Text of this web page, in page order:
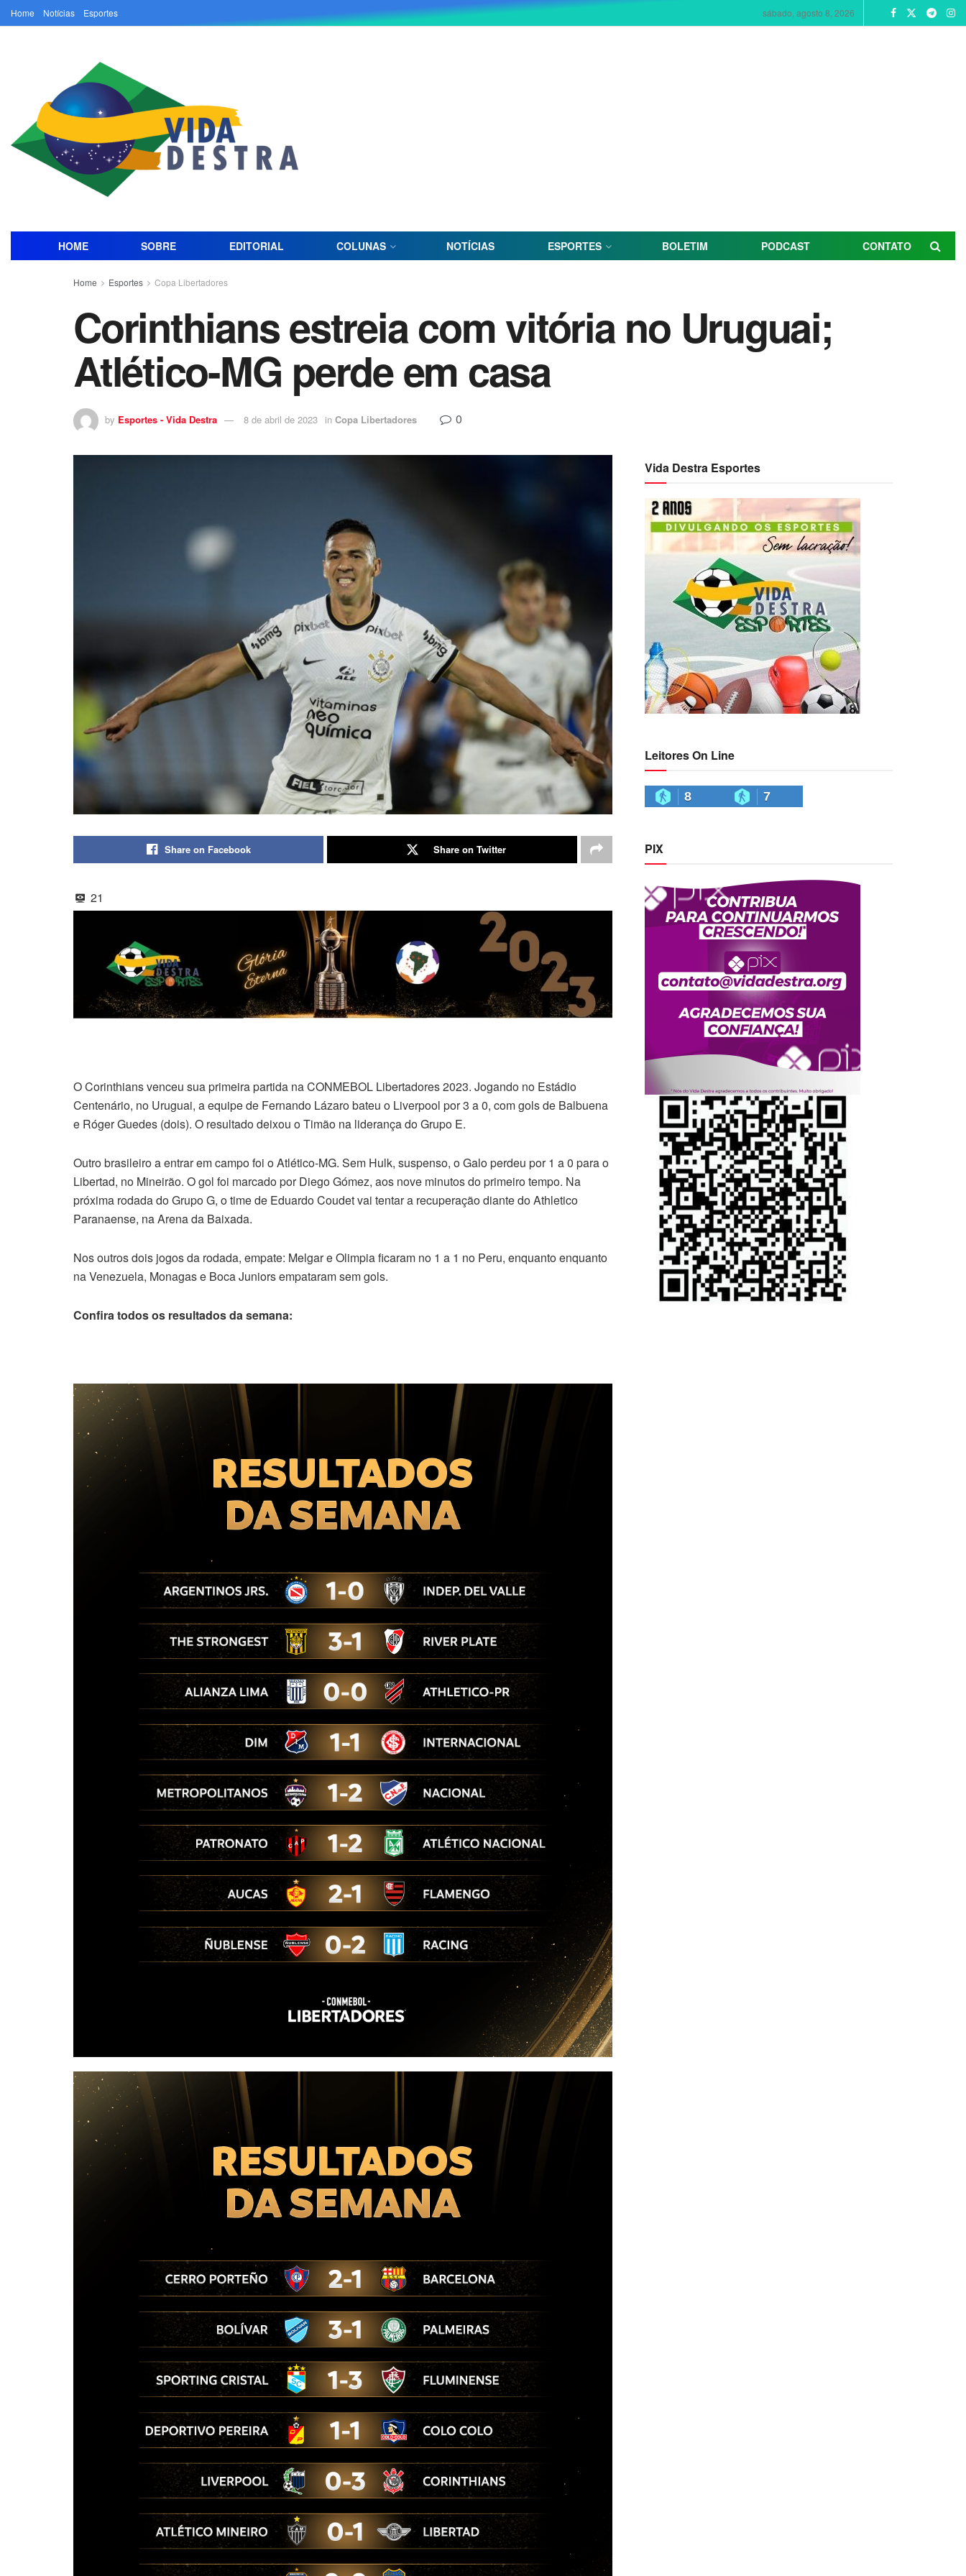
Home Notícias Esportes sábado, agosto 8, 2026
HOME SOBRE EDITORIAL COLUNAS NOTÍCIAS ESPORTES BOLETIM PODCAST CONTATO
Home Esportes Copa Libertadores
Corinthians estreia com vitória no Uruguai;
Atlético-MG perde em casa
by Esportes - Vida Destra 8 de abril de 2023 in Copa Libertadores 0
Share on Facebook Share on Twitter
21
O Corinthians venceu sua primeira partida na CONMEBOL Libertadores 2023. Jogando no Estádio
Centenário, no Uruguai, a equipe de Fernando Lázaro bateu o Liverpool por 3 a 0, com gols de Balbuena
e Róger Guedes (dois). O resultado deixou o Timão na liderança do Grupo E.
Outro brasileiro a entrar em campo foi o Atlético-MG. Sem Hulk, suspenso, o Galo perdeu por 1 a 0 para o
Libertad, no Mineirão. O gol foi marcado por Diego Gómez, aos nove minutos do primeiro tempo. Na
próxima rodada do Grupo G, o time de Eduardo Coudet vai tentar a recuperação diante do Athletico
Paranaense, na Arena da Baixada.
Nos outros dois jogos da rodada, empate: Melgar e Olimpia ficaram no 1 a 1 no Peru, enquanto enquanto
na Venezuela, Monagas e Boca Juniors empataram sem gols.
Confira todos os resultados da semana:
Vida Destra Esportes
Leitores On Line
8 7
PIX